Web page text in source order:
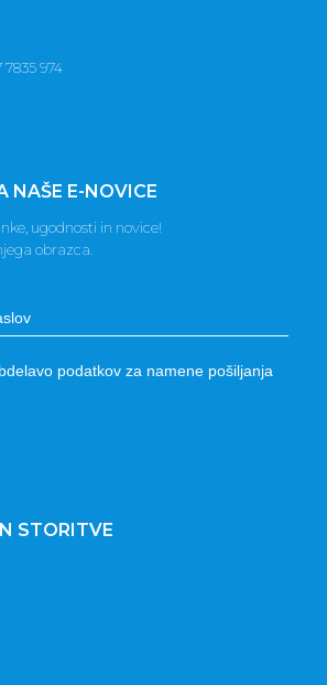
7835 974
NAŠE E-NOVICE
ugodnosti in novice!
obrazca.
podatkov za namene pošiljanja
STORITVE